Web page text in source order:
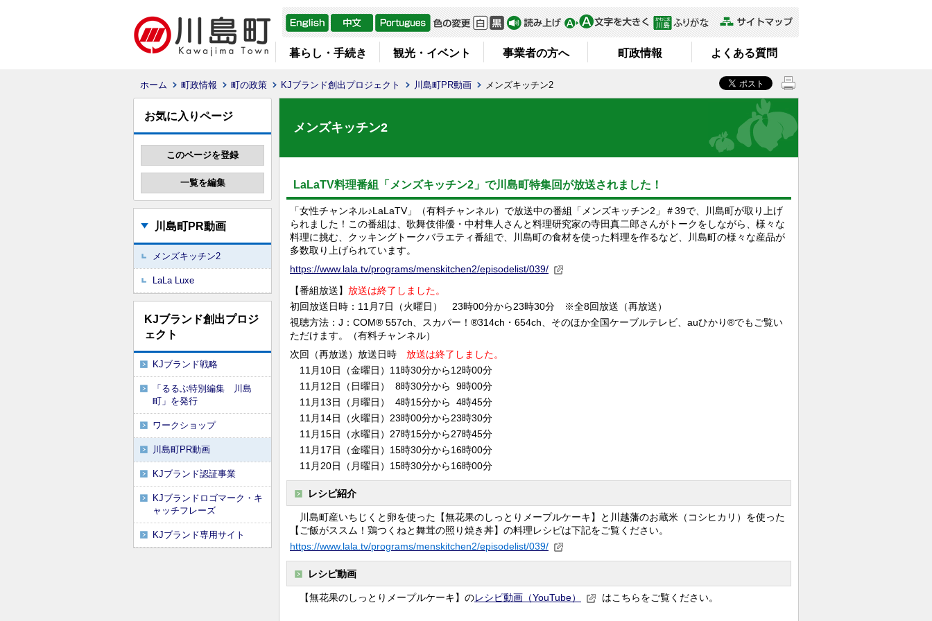
暮らし・手続き 観光・イベント 事業者の方へ 町政情報 よくある質問
ホーム 町政情報 町の政策 KJブランド創出プロジェクト 川島町PR動画 メンズキッチン2
お気に入りページ
川島町PR動画
メンズキッチン2
LaLa Luxe
KJブランド創出プロジ
ェクト
KJブランド戦略
「るるぶ特別編集 川島
町」を発行
ワークショップ
川島町PR動画
KJブランド認証事業
KJブランドロゴマーク・キ
ャッチフレーズ
KJブランド専用サイト
メンズキッチン2
LaLaTV料理番組「メンズキッチン2」で川島町特集回が放送されました！
「女性チャンネル♪LaLaTV」（有料チャンネル）で放送中の番組「メンズキッチン2」＃39で、川島町が取り上げ
られました！この番組は、歌舞伎俳優・中村隼人さんと料理研究家の寺田真二郎さんがトークをしながら、様々な
料理に挑む、クッキングトークバラエティ番組で、川島町の食材を使った料理を作るなど、川島町の様々な産品が
多数取り上げられています。
https://www.lala.tv/programs/menskitchen2/episodelist/039/
【番組放送】 放送は終了しました。
初回放送日時：11月7日（火曜日） 23時00分から23時30分 ※全8回放送（再放送）
視聴方法：J：COM® 557ch、スカパー！®314ch・654ch、そのほか全国ケーブルテレビ、auひかり®でもご覧い
ただけます。（有料チャンネル）
次回（再放送）放送日時 放送は終了しました。
11月10日（金曜日）11時30分から12時00分
11月12日（日曜日） 8時30分から 9時00分
11月13日（月曜日） 4時15分から 4時45分
11月14日（火曜日）23時00分から23時30分
11月15日（水曜日）27時15分から27時45分
11月17日（金曜日）15時30分から16時00分
11月20日（月曜日）15時30分から16時00分
レシピ紹介
川島町産いちじくと卵を使った【無花果のしっとりメープルケーキ】と川越藩のお蔵米（コシヒカリ）を使った
【ご飯がススム！鶏つくねと舞茸の照り焼き丼】の料理レシピは下記をご覧ください。
https://www.lala.tv/programs/menskitchen2/episodelist/039/
レシピ動画
【無花果のしっとりメープルケーキ】のレシピ動画（YouTube） はこちらをご覧ください。